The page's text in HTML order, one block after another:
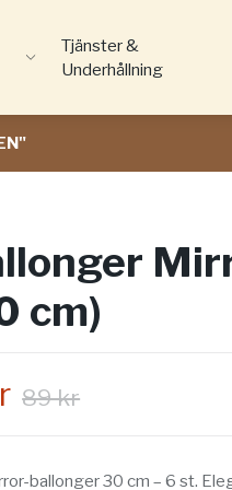
Tjänster &
Underhållning
cm)
89 kr
ballonger 30 cm – 6 st.